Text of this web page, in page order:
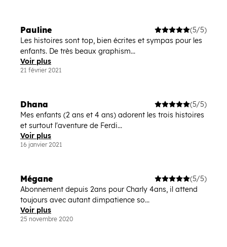
Pauline
(5/5)
Les histoires sont top, bien écrites et sympas pour les
enfants. De très beaux graphism...
Voir plus
21 février 2021
Dhana
(5/5)
Mes enfants (2 ans et 4 ans) adorent les trois histoires
et surtout l'aventure de Ferdi...
Voir plus
16 janvier 2021
Mégane
(5/5)
Abonnement depuis 2ans pour Charly 4ans, il attend
toujours avec autant dimpatience so...
Voir plus
25 novembre 2020